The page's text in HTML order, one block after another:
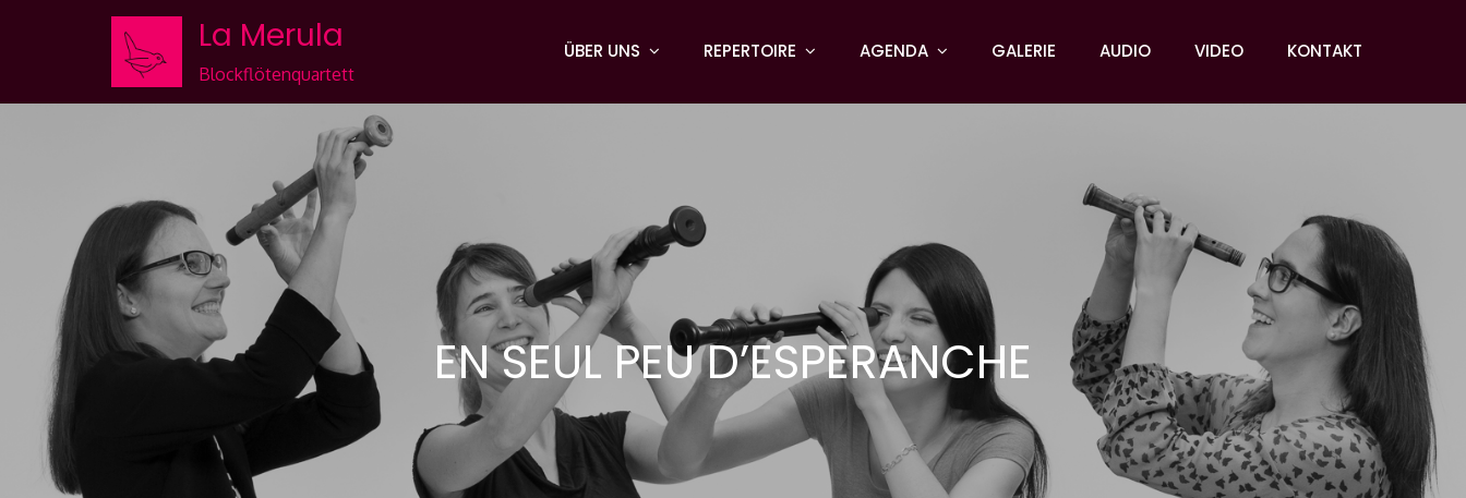
La Merula
Blockflötenquartett
ÜBER UNS REPERTOIRE AGENDA GALERIE AUDIO VIDEO KONTAKT
EN SEUL PEU D’ESPERANCHE